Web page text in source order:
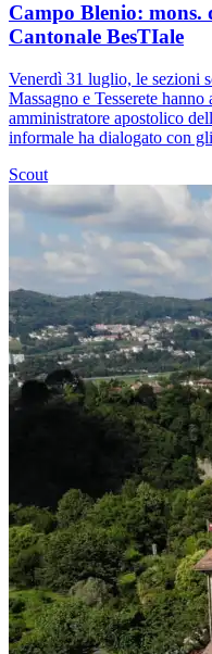
Campo Blenio: mons.
Cantonale BesTIale
Venerdì 31 luglio, le sezioni
Massagno e Tesserete
amministratore apostolico
informale ha dialogato con
Scout